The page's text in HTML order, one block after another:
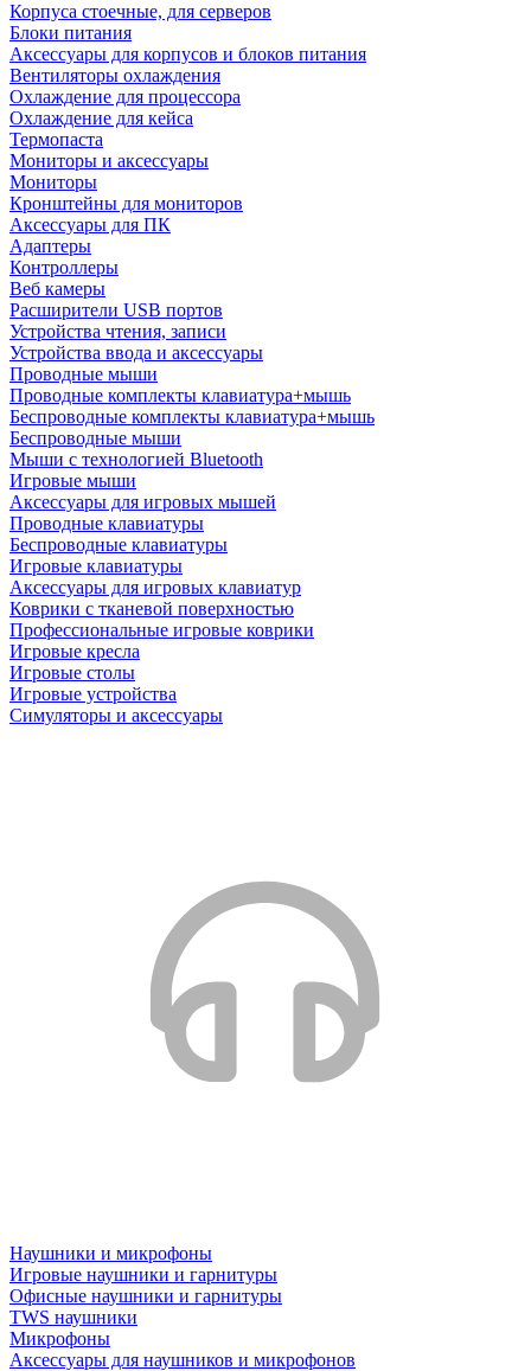
Корпуса стоечные, для серверов
Блоки питания
Аксессуары для корпусов и блоков питания
Вентиляторы охлаждения
Охлаждение для процессора
Охлаждение для кейса
Термопаста
Мониторы и аксессуары
Мониторы
Кронштейны для мониторов
Аксессуары для ПК
Адаптеры
Контроллеры
Веб камеры
Расширители USB портов
Устройства чтения, записи
Устройства ввода и аксессуары
Проводные мыши
Проводные комплекты клавиатура+мышь
Беспроводные комплекты клавиатура+мышь
Беспроводные мыши
Мыши с технологией Bluetooth
Игровые мыши
Аксессуары для игровых мышей
Проводные клавиатуры
Беспроводные клавиатуры
Игровые клавиатуры
Аксессуары для игровых клавиатур
Коврики с тканевой поверхностью
Профессиональные игровые коврики
Игровые кресла
Игровые столы
Игровые устройства
Симуляторы и аксессуары
Наушники и микрофоны
Игровые наушники и гарнитуры
Офисные наушники и гарнитуры
TWS наушники
Микрофоны
Аксессуары для наушников и микрофонов